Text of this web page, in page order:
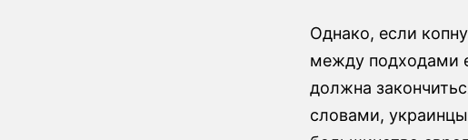
Однако, если
между подходами
должна
словами,